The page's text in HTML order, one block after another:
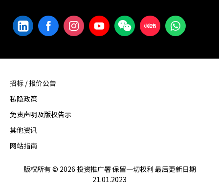
招标 / 报价公告
私隐政策
免责声明及版权告示
其他资讯
网站指南
版权所有 © 2026 投资推广署 保留一切权利 最后更新日期
21.01.2023